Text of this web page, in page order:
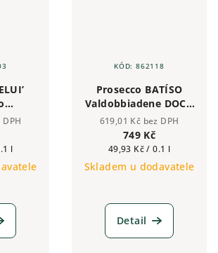
Brut
l
Prosecco BATÍSO
Valdobbiadene DOCG
Superiore Brut
Magnum 1,5 l
619,01 Kč bez DPH
749 Kč
Měrná
cena:
49,93 Kč / 0.1 l
Skladem u dodavatele
Detail
KÓD:862118